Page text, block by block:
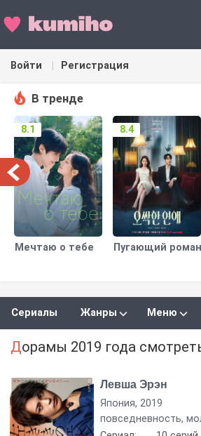
Войти Регистрация
В тренде
Мечтаю о тебе
8.1
Пугающий роман
8.4
Сериалы Жанры Меню
Дорамы 2019 года
Левша Эрэн
Япония, 2019
повседневность,